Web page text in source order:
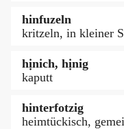
hinfuzeln
kritzeln, in kleiner
hịnich, hịnig
kaputt
hinterfotzig
heimtückisch,